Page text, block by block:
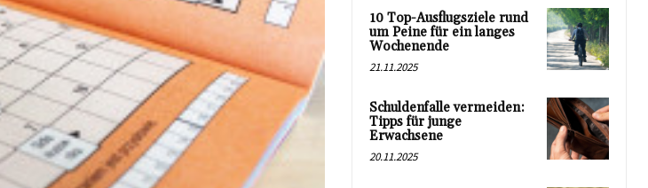
10 Top-Ausflugsziele rund
um Peine für ein langes
Wochenende
21.11.2025
Schuldenfalle vermeiden:
Tipps für junge
Erwachsene
20.11.2025